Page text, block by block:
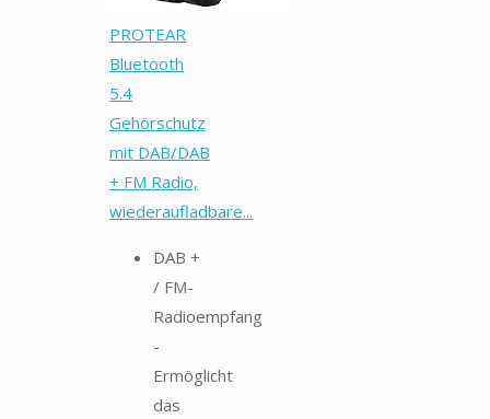
PROTEAR
Bluetooth
5.4
Gehörschutz
mit DAB/DAB
+ FM Radio,
wiederaufladbare...
DAB +
/ FM-
Radioempfang
-
Ermöglicht
das